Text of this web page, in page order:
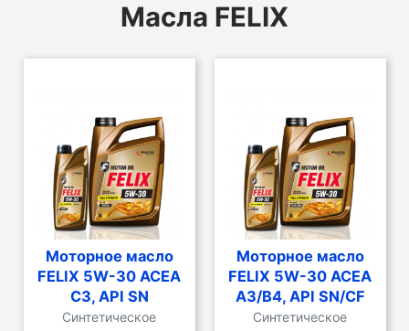
Масла FELIX
Моторное масло
FELIX 5W-30 ACEA
C3, API SN
Синтетическое
Моторное масло
FELIX 5W-30 ACEA
A3/B4, API SN/CF
Синтетическое